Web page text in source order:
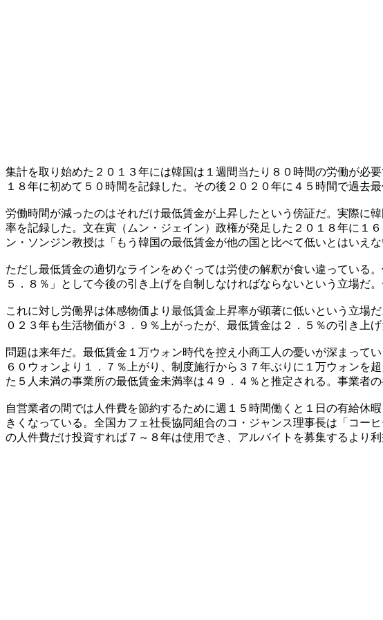
集計を取り始めた２０１３年には韓国は１週間当たり８０時間の労働が必
１８年に初めて５０時間を記録した。その後２０２０年に４５時間で過去
労働時間が減ったのはそれだけ最低賃金が上昇したという傍証だ。実際に
率を記録した。文在寅（ムン・ジェイン）政権が発足した２０１８年に１
ン・ソンジン教授は「もう韓国の最低賃金が他の国と比べて低いとはいえな
ただし最低賃金の適切なラインをめぐっては労使の解釈が食い違っている
５．８％」として今後の引き上げを自制しなければならないという立場だ
これに対し労働界は体感物価より最低賃金上昇率が顕著に低いという立場
０２３年も生活物価が３．９％上がったが、最低賃金は２．５％の引き上げ
問題は来年だ。最低賃金１万ウォン時代を控え小商工人の憂いが深まって
６０ウォンより１．７％上がり、制度施行から３７年ぶりに１万ウォンを
た５人未満の事業所の最低賃金未満率は４９．４％と推定される。事業者
自営業者の間では人件費を節約するために週１５時間働くと１日の有給休
きくなっている。全国カフェ社長協同組合のコ・ジャンス理事長は「コー
の人件費だけ投資すれば７～８年は使用でき、アルバイトを募集するより利